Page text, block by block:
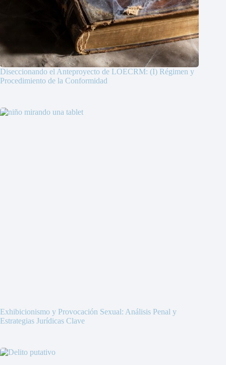
Diseccionando el Anteproyecto de LOECRM: (I) Régimen y
Procedimiento de la Conformidad
Exhibicionismo y Provocación Sexual: Análisis Penal y
Estrategias Jurídicas Clave